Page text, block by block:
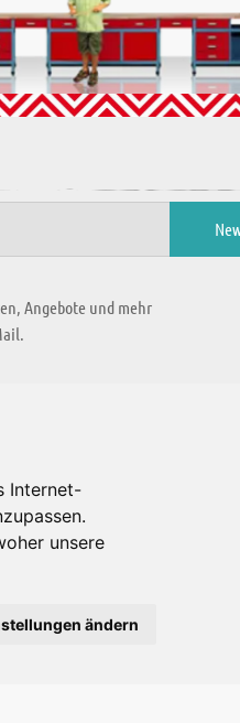
Internet-
unsere
ändern
Angebote und mehr
Es gibt uns auch in